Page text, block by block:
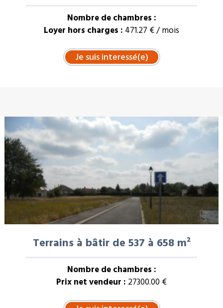
Nombre de chambres :
Loyer hors charges : 471.27 € / mois
Terrains à bâtir de 537 à 658 m²
Nombre de chambres :
Prix net vendeur : 27300.00 €